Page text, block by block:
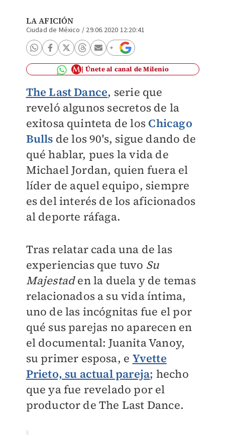
LA AFICIÓN
Ciudad de México / 29.06.2020 12:20:41
Únete al canal de Milenio
The Last Dance, serie que
reveló algunos secretos de la
exitosa quinteta de los Chicago
Bulls de los 90's, sigue dando de
qué hablar, pues la vida de
Michael Jordan, quien fuera el
líder de aquel equipo, siempre
es del interés de los aficionados
al deporte ráfaga.
Tras relatar cada una de las
experiencias que tuvo Su
Majestaden la duela y de temas
relacionados a su vida íntima,
uno de las incógnitas fue el por
qué sus parejas no aparecen en
el documental: Juanita Vanoy,
su primer esposa, e Yvette
Prieto, su actual pareja; hecho
que ya fue revelado por el
productor de The Last Dance.